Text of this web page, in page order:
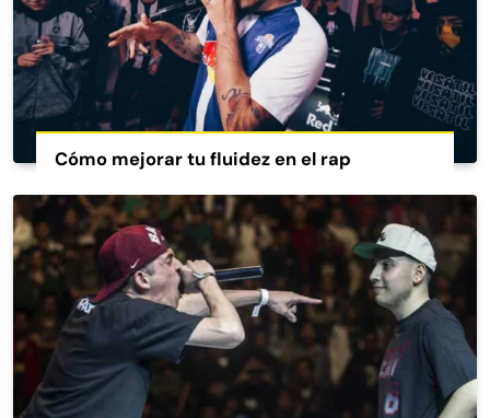
Cómo mejorar tu fluidez en el rap